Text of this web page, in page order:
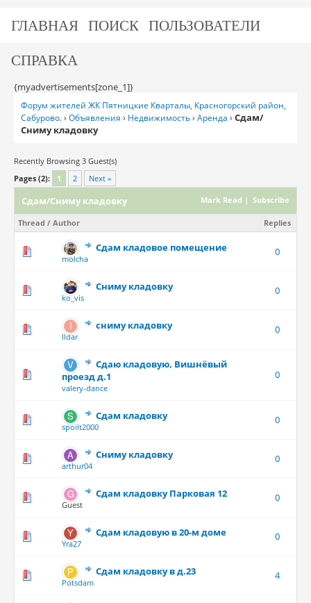
ГЛАВНАЯ ПОИСК ПОЛЬЗОВАТЕЛИ
СПРАВКА
{myadvertisements[zone_1]}
Форум жителей ЖК Пятницкие Кварталы, Красногорский район,
Сабурово.› Объявления › Недвижимость› Аренда › Сдам/
Сниму кладовку
Recently Browsing 3 Guest(s)
Pages (2):
1 2 Next »
Mark Read | Subscribe
Сдам/Сниму кладовку
Thread / Author Replies
Сдам кладовое помещение
molcha
0
Сниму кладовку
ko_vis
0
сниму кладовку
Ildar
0
Сдаю кладовую, Вишнёвый
проезд д.1
valery-dance
0
Сдам кладовку
spoilt2000
0
Сниму кладовку
arthur04
0
Сдам кладовку Парковая 12
Guest
0
Сдам кладовую в 20-м доме
Yra27
0
Сдам кладовку в д.23
Potsdam
4